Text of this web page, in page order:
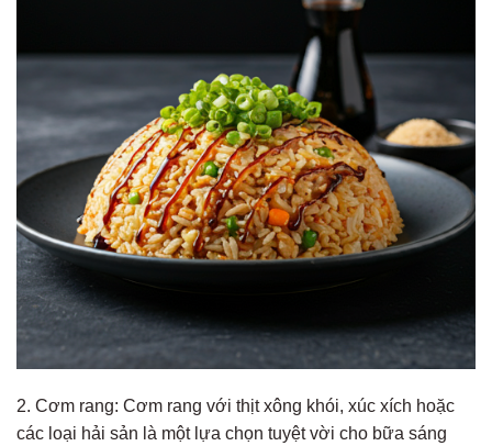
2. Cơm rang: Cơm rang với thịt xông khói, xúc xích hoặc
các loại hải sản là một lựa chọn tuyệt vời cho bữa sáng